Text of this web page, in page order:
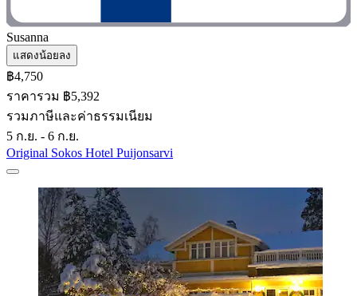
Susanna
แสดงน้อยลง
฿4,750
ราคารวม ฿5,392
รวมภาษีและค่าธรรมเนียม
5 ก.ย. - 6 ก.ย.
Original Sokos Hotel Puijonsarvi